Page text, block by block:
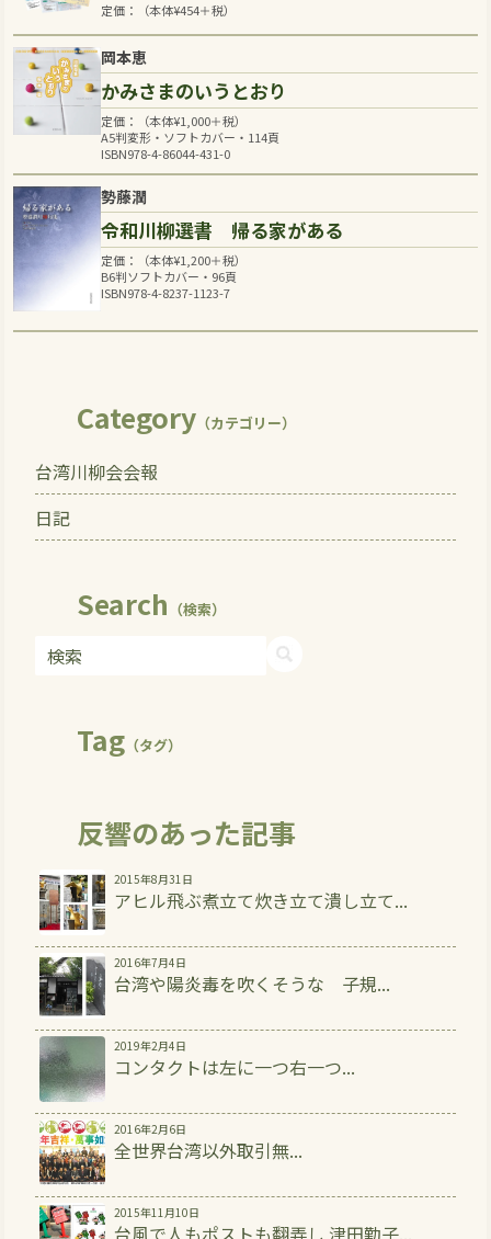
定価：（本体¥454＋税）
岡本恵
かみさまのいうとおり
定価：（本体¥1,000＋税）
A5判変形・ソフトカバー・114頁
ISBN978-4-86044-431-0
勢藤潤
令和川柳選書 帰る家がある
定価：（本体¥1,200＋税）
B6判ソフトカバー・96頁
ISBN978-4-8237-1123-7
Category（カテゴリー）
台湾川柳会会報
日記
Search （検索）
Tag（タグ）
反響のあった記事
2015年8月31日
アヒル飛ぶ煮立て炊き立て潰し立て...
2016年7月4日
台湾や陽炎毒を吹くそうな 子規...
2019年2月4日
コンタクトは左に一つ右一つ...
2016年2月6日
全世界台湾以外取引無...
2015年11月10日
台風で人もポストも翻弄し 津田勤子...